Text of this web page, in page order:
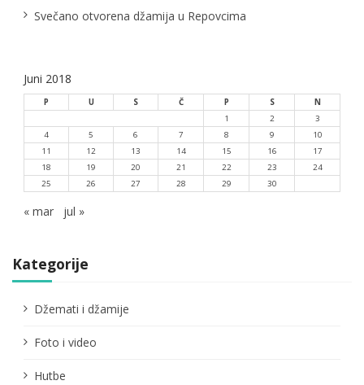
aSvečano otvorena džamija u Repovcima
Juni 2018
P U S Č P S
N
1
2
3
4
5 6 7 8 9
10
11
12 13 14 15 16
17
18
19 20 21 22 23
24
25
26 27 28 29 30
« mar jul »
Kategorije
Džemati i džamije
Foto i video
Hutbe